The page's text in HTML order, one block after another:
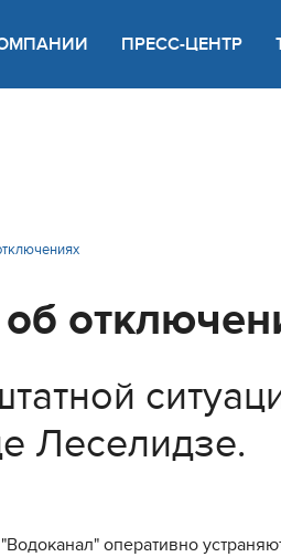
ПРЕСС-ЦЕНТР
Леселидзе.
оперативно